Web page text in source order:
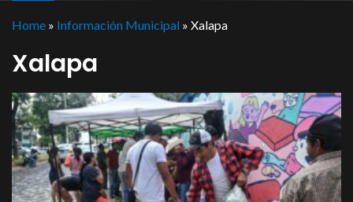
Home » Información Municipal » Xalapa
Xalapa